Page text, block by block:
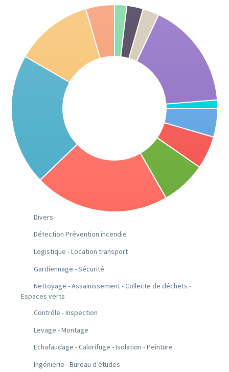
Divers
Détection Prévention incendie
Logistique - Location transport
Gardiennage - Sécurité
Nettoyage - Assainissement - Collecte de déchets -
Espaces verts
Contrôle - Inspection
Levage - Montage
Echafaudage - Calorifuge - Isolation - Peinture
Ingénierie - Bureau d’études